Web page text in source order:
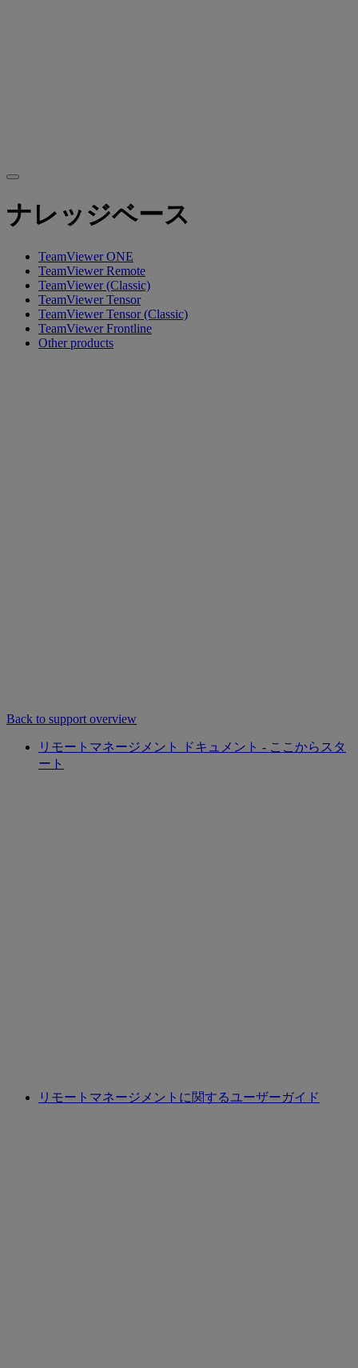
ナレッジベース
TeamViewer ONE
TeamViewer Remote
TeamViewer (Classic)
TeamViewer Tensor
TeamViewer Tensor (Classic)
TeamViewer Frontline
Other products
Back to support overview
リモートマネージメント ドキュメント - ここからスタ
ート
リモートマネージメントに関するユーザーガイド